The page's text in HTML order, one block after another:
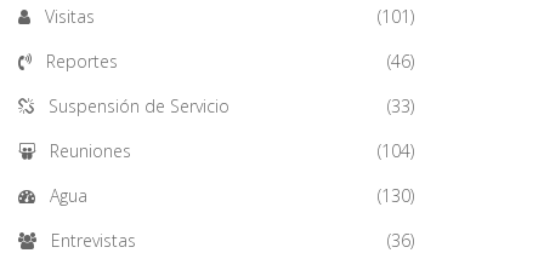
Visitas
(101)
Reportes
(46)
Suspensión de Servicio
(33)
Reuniones
(104)
Agua
(130)
Entrevistas
(36)